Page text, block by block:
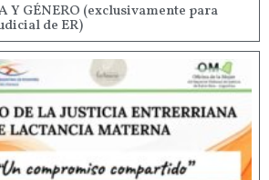
Y GÉNERO (exclusivamente para
de ER)